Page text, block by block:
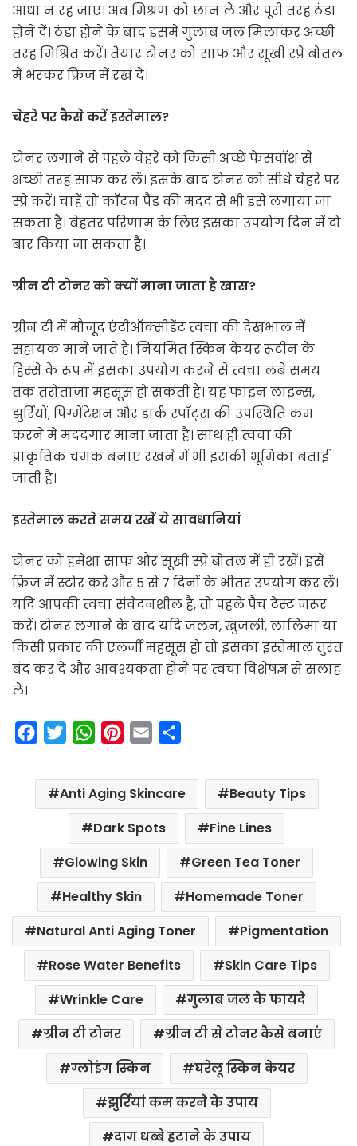
आधा न रह जाए। अब मिश्रण को छान लें और पूरी तरह ठंडा
होने दें। ठंडा होने के बाद इसमें गुलाब जल मिलाकर अच्छी
तरह मिश्रित करें। तैयार टोनर को साफ और सूखी स्प्रे बोतल
में भरकर फ्रिज में रख दें।
चेहरे पर कैसे करें इस्तेमाल?
टोनर लगाने से पहले चेहरे को किसी अच्छे फेसवॉश से
अच्छी तरह साफ कर लें। इसके बाद टोनर को सीधे चेहरे पर
स्प्रे करें। चाहें तो कॉटन पैड की मदद से भी इसे लगाया जा
सकता है। बेहतर परिणाम के लिए इसका उपयोग दिन में दो
बार किया जा सकता है।
ग्रीन टी टोनर को क्यों माना जाता है खास?
ग्रीन टी में मौजूद एंटीऑक्सीडेंट त्वचा की देखभाल में
सहायक माने जाते हैं। नियमित स्किन केयर रूटीन के
हिस्से के रूप में इसका उपयोग करने से त्वचा लंबे समय
तक तरोताजा महसूस हो सकती है। यह फाइन लाइन्स,
झुर्रियों, पिग्मेंटेशन और डार्क स्पॉट्स की उपस्थिति कम
करने में मददगार माना जाता है। साथ ही त्वचा की
प्राकृतिक चमक बनाए रखने में भी इसकी भूमिका बताई
जाती है।
इस्तेमाल करते समय रखें ये सावधानियां
टोनर को हमेशा साफ और सूखी स्प्रे बोतल में ही रखें। इसे
फ्रिज में स्टोर करें और 5 से 7 दिनों के भीतर उपयोग कर लें।
यदि आपकी त्वचा संवेदनशील है, तो पहले पैच टेस्ट जरूर
करें। टोनर लगाने के बाद यदि जलन, खुजली, लालिमा या
किसी प्रकार की एलर्जी महसूस हो तो इसका इस्तेमाल तुरंत
बंद कर दें और आवश्यकता होने पर त्वचा विशेषज्ञ से सलाह
लें।
c
o
k
i
t
e
r
W
a
t
s
A
p
p
n
t
e
r
e
s
t
a
i
l
a
r
Anti Aging Skincare
Beauty Tips
Dark Spots
Fine Lines
Glowing Skin
Green Tea Toner
Healthy Skin
Homemade Toner
Natural Anti Aging Toner
Pigmentation
Rose Water Benefits
Skin Care Tips
Wrinkle Care
गुलाब जल के फायदे
ग्रीन टी टोनर
ग्रीन टी से टोनर कैसे बनाएं
ग्लोइंग स्किन
घरेलू स्किन केयर
झुर्रियां कम करने के उपाय
दाग धब्बे हटाने के उपाय